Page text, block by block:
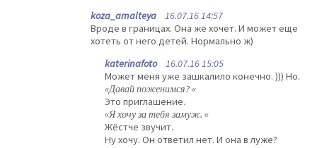
koza_amalteya 16.07.16 14:57
Вроде в границах. Она же хочет. И может еще
хотеть от него детей. Нормально ж)
katerinafoto16.07.16 15:05
Может меня уже зашкалило конечно. ))) Но.
«Давай поженимся? «
Это приглашение.
«Я хочу за тебя замуж. «
Жёстче звучит.
Ну хочу. Он ответил нет. И она в луже?